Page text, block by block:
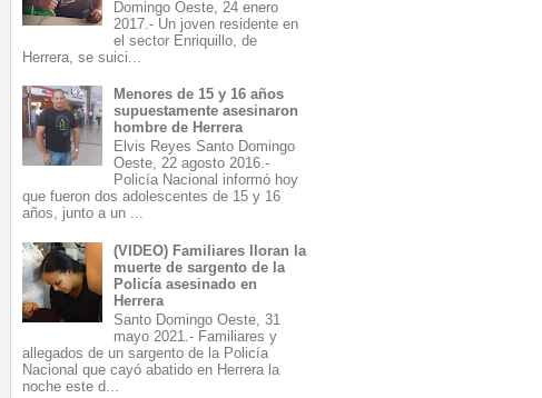
Domingo Oeste, 24 enero
2017.- Un joven residente en
el sector Enriquillo, de
Herrera, se suici...
Menores de 15 y 16 años
supuestamente asesinaron
hombre de Herrera
Elvis Reyes Santo Domingo
Oeste, 22 agosto 2016.-
Policía Nacional informó hoy
que fueron dos adolescentes de 15 y 16
años, junto a un ...
(VIDEO) Familiares lloran la
muerte de sargento de la
Policía asesinado en
Herrera
Santo Domingo Oeste, 31
mayo 2021.- Familiares y
allegados de un sargento de la Policía
Nacional que cayó abatido en Herrera la
noche este d...